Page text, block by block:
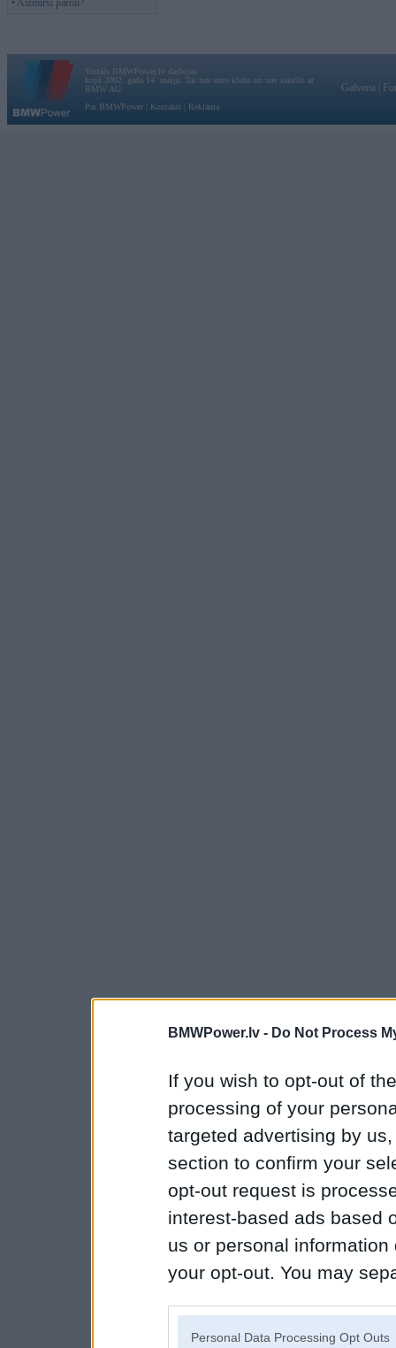
BMWPower.lv - Do Not Process
If you wish to opt-out of
processing of your
targeted advertising by
section to confirm your
opt-out request is
interest-based ads based
us or personal
your opt-out. You may
Personal Data Processing Opt Outs
• Aizmirsi paroli?
Vortāls BMWPower.lv darbojas
kopš 2002. gada 14. maija. Tas nav auto klubs un nav saistīts ar
BMW AG.
Par BMWPower
Kontakti Reklāma
Galvena